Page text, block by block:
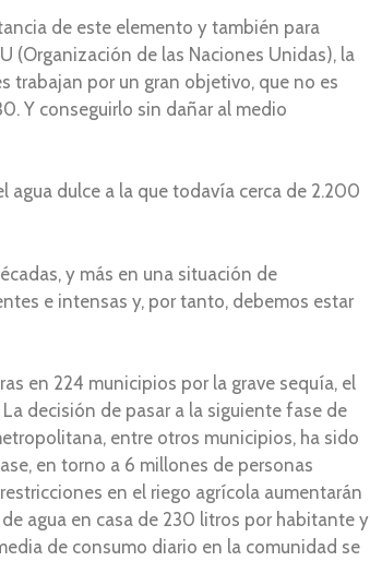
de este elemento y también para
(Organización de las Naciones Unidas), la
trabajan por un gran objetivo, que no es
Y conseguirlo sin dañar al medio
agua dulce a la que todavía cerca de 2.200
y más en una situación de
e intensas y, por tanto, debemos estar
en 224 municipios por la grave sequía, el
decisión de pasar a la siguiente fase de
entre otros municipios, ha sido
en torno a 6 millones de personas
en el riego agrícola aumentarán
agua en casa de 230 litros por habitante y
de consumo diario en la comunidad se